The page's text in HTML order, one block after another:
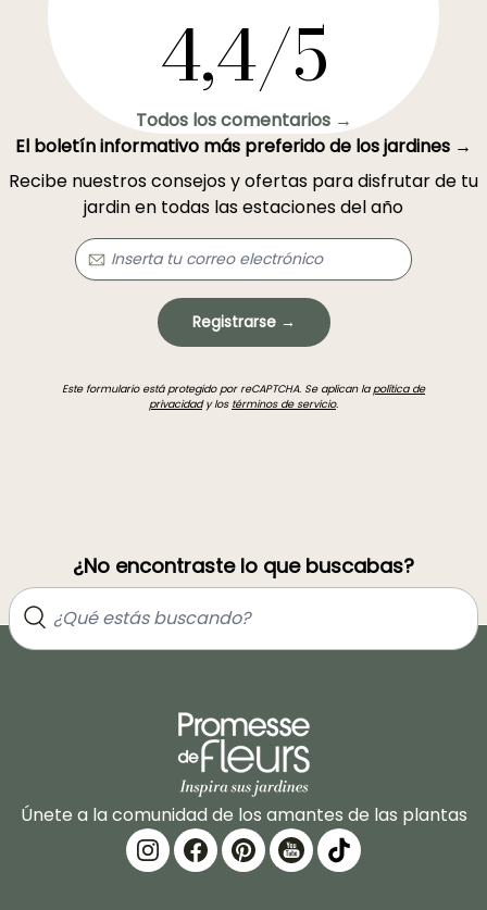
4,4/5
Todos los comentarios →
El boletín informativo más preferido de los jardines →
Recibe nuestros consejos y ofertas para disfrutar de tu
jardin en todas las estaciones del año
Registrarse →
Este formulario está protegido por reCAPTCHA. Se aplican la política de
privacidady los términos de servicio.
¿No encontraste lo que buscabas?
Únete a la comunidad de los amantes de las plantas